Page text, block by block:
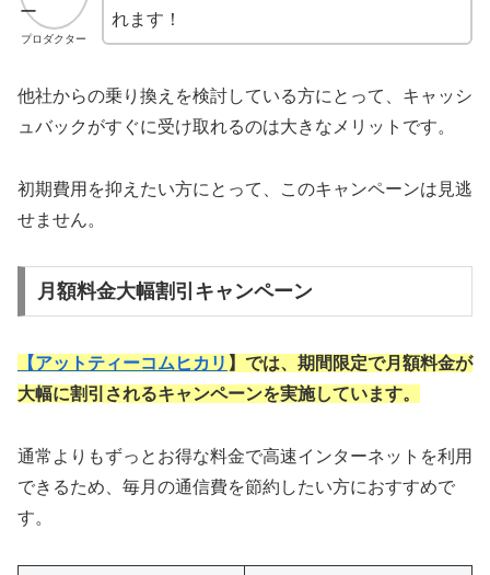
プロダクター
れます！
他社からの乗り換えを検討している方にとって、キャッシ
ュバックがすぐに受け取れるのは大きなメリットです。
初期費用を抑えたい方にとって、このキャンペーンは見逃
せません。
月額料金大幅割引キャンペーン
【アットティーコムヒカリ 】では、期間限定で月額料金が
大幅に割引されるキャンペーンを実施しています。
通常よりもずっとお得な料金で高速インターネットを利用
できるため、毎月の通信費を節約したい方におすすめで
す。